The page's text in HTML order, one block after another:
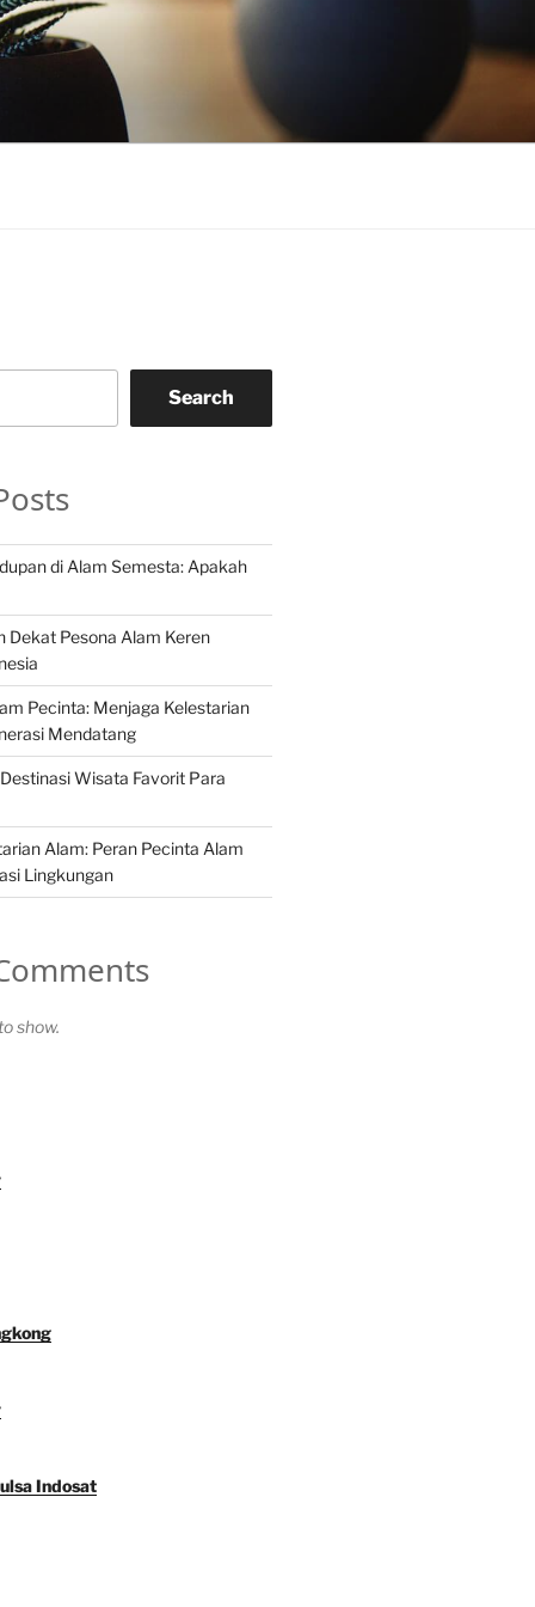
Search
di Alam Semesta: Apakah
Dekat Pesona Alam Keren
Pecinta: Menjaga Kelestarian
Mendatang
Wisata Favorit Para
Alam: Peran Pecinta Alam
Lingkungan
show.
Indosat